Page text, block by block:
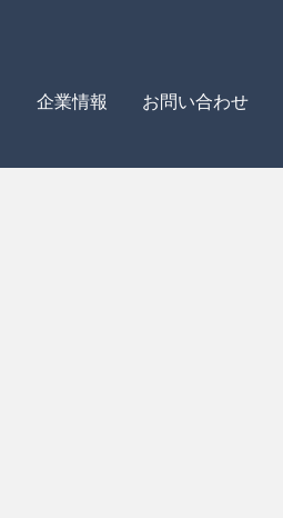
企業情報 お問い合わせ